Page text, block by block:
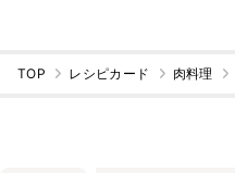
TOP レシピカード 肉料理